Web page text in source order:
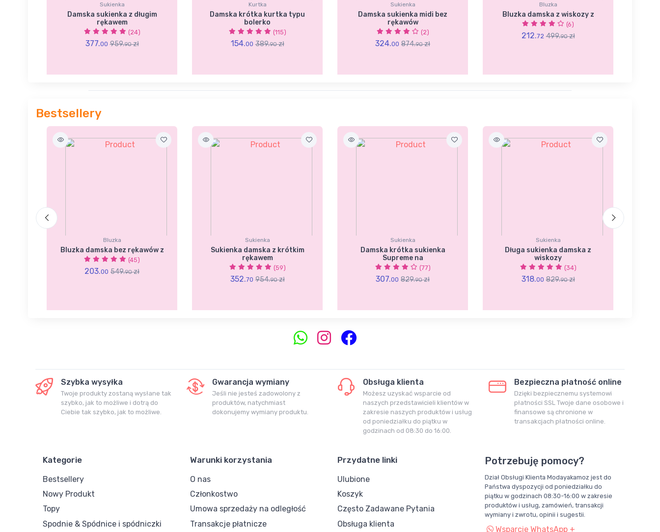
Sukienka
Damska sukienka z długim
rękawem
(24)
377.00 959.90zł
Kurtka
Damska krótka kurtka typu
bolerko
(115)
154.00 389.90zł
Sukienka
Damska sukienka midi bez
rękawów
(2)
324.00 874.90zł
Bluzka
Bluzka damska z wiskozy z
(6)
212.72 499.90zł
Bestsellery
Bluzka
Bluzka damska bez rękawów z
(45)
203.00 549.90zł
Sukienka
Sukienka damska z krótkim
rękawem
(59)
352.70 954.90zł
Sukienka
Damska krótka sukienka
Supreme na
(77)
307.00 829.90zł
Sukienka
Długa sukienka damska z
wiskozy
(34)
318.00 829.90zł
Szybka wysyłka
Twoje produkty zostaną wysłane tak
szybko, jak to możliwe i dotrą do
Ciebie tak szybko, jak to możliwe.
Gwarancja wymiany
Jeśli nie jesteś zadowolony z
produktów, natychmiast
dokonujemy wymiany produktu.
Obsługa klienta
Możesz uzyskać wsparcie od
naszych przedstawicieli klientów w
zakresie naszych produktów i usług
od poniedziałku do piątku w
godzinach od 08:30 do 16:00.
Bezpieczna płatność online
Dzięki bezpiecznemu systemowi
płatności SSL Twoje dane osobowe i
finansowe są chronione w
transakcjach płatności online.
Kategorie
Bestsellery
Nowy Produkt
Topy
Spodnie & Spódnice i spódniczki
Warunki korzystania
O nas
Członkostwo
Umowa sprzedaży na odległość
Transakcje płatnicze
Przydatne linki
Ulubione
Koszyk
Często Zadawane Pytania
Obsługa klienta
Potrzebuję pomocy?
Dział Obsługi Klienta Modayakamoz jest do
Państwa dyspozycji od poniedziałku do
piątku w godzinach 08:30-16:00 w zakresie
produktów i usług, zamówień, transakcji
wymiany i zwrotu, opinii i sugestii.
Wsparcie WhatsApp +